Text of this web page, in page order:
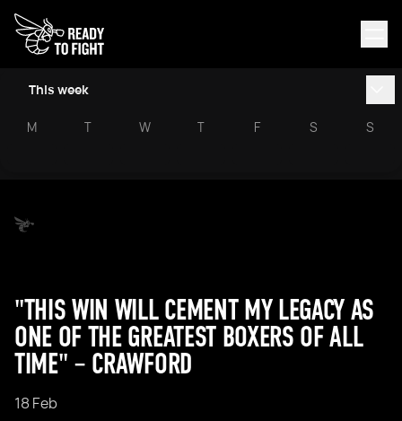
This week
M T W T F S S
"THIS WIN WILL CEMENT MY LEGACY AS
ONE OF THE GREATEST BOXERS OF ALL
TIME" – CRAWFORD
18 Feb